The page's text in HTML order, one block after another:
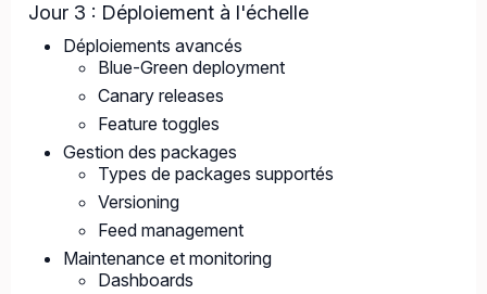
Jour 3 : Déploiement à l'échelle
Déploiements avancés
Blue-Green deployment
Canary releases
Feature toggles
Gestion des packages
Types de packages supportés
Versioning
Feed management
Maintenance et monitoring
Dashboards